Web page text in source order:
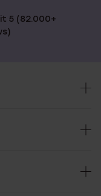
5 (82.000+